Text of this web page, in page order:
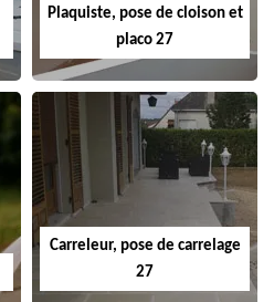
Plaquiste, pose de cloison et
placo 27
Carreleur, pose de carrelage
27